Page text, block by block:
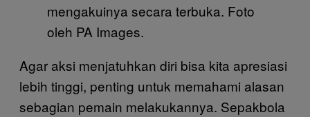
mengakuinya secara terbuka. Foto
oleh PA Images.
Agar aksi menjatuhkan diri bisa kita apresiasi
lebih tinggi, penting untuk memahami alasan
sebagian pemain melakukannya. Sepakbola